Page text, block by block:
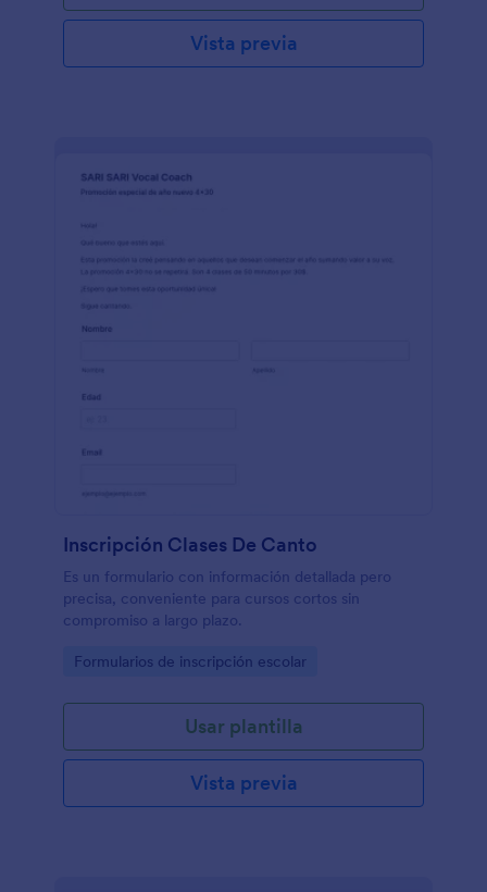
Vista previa
Inscripción Clases De Canto
Es un formulario con información detallada pero
precisa, conveniente para cursos cortos sin
compromiso a largo plazo.
Go to Category:
Formularios de inscripción escolar
Usar plantilla
Vista previa